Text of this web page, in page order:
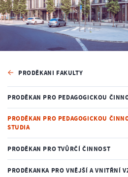
PRODĚKANI FAKULTY
PRODĚKAN PRO PEDAGOGICKOU
PRODĚKAN PRO PEDAGOGICKOU
STUDIA
PRODĚKAN PRO TVŮRČÍ ČINNOST
PRODĚKANKA PRO VNĚJŠÍ A VNITŘNÍ